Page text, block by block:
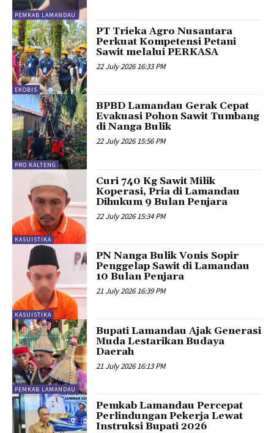
PEMKAB LAMANDAU
EKOBIS
PT Trieka Agro Nusantara
Perkuat Kompetensi Petani
Sawit melalui PERKASA
22 July 2026 16:33 PM
PRO KALTENG
BPBD Lamandau Gerak Cepat
Evakuasi Pohon Sawit Tumbang
di Nanga Bulik
22 July 2026 15:56 PM
KASUISTIKA
Curi 740 Kg Sawit Milik
Koperasi, Pria di Lamandau
Dihukum 9 Bulan Penjara
22 July 2026 15:34 PM
KASUISTIKA
PN Nanga Bulik Vonis Sopir
Penggelap Sawit di Lamandau
10 Bulan Penjara
21 July 2026 16:39 PM
PEMKAB LAMANDAU
Bupati Lamandau Ajak Generasi
Muda Lestarikan Budaya
Daerah
21 July 2026 16:13 PM
Pemkab Lamandau Percepat
Perlindungan Pekerja Lewat
Instruksi Bupati 2026